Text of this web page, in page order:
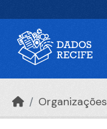
Organizações